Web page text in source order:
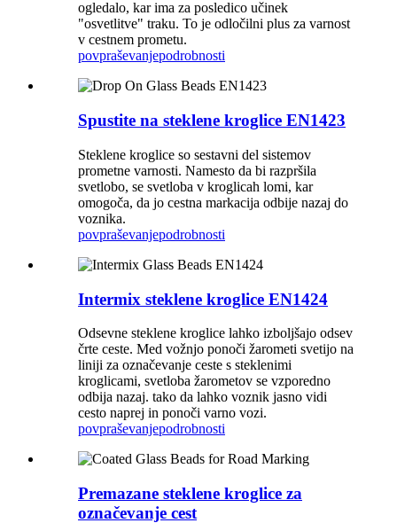
ogledalo, kar ima za posledico učinek
"osvetlitve" traku. To je odločilni plus za varnost
v cestnem prometu.
povpraševanjepodrobnosti
Spustite na steklene kroglice EN1423
Steklene kroglice so sestavni del sistemov
prometne varnosti. Namesto da bi razpršila
svetlobo, se svetloba v kroglicah lomi, kar
omogoča, da jo cestna markacija odbije nazaj do
voznika.
povpraševanjepodrobnosti
Intermix steklene kroglice EN1424
Odsevne steklene kroglice lahko izboljšajo odsev
črte ceste. Med vožnjo ponoči žarometi svetijo na
liniji za označevanje ceste s steklenimi
kroglicami, svetloba žarometov se vzporedno
odbija nazaj. tako da lahko voznik jasno vidi
cesto naprej in ponoči varno vozi.
povpraševanjepodrobnosti
Premazane steklene kroglice za
označevanje cest